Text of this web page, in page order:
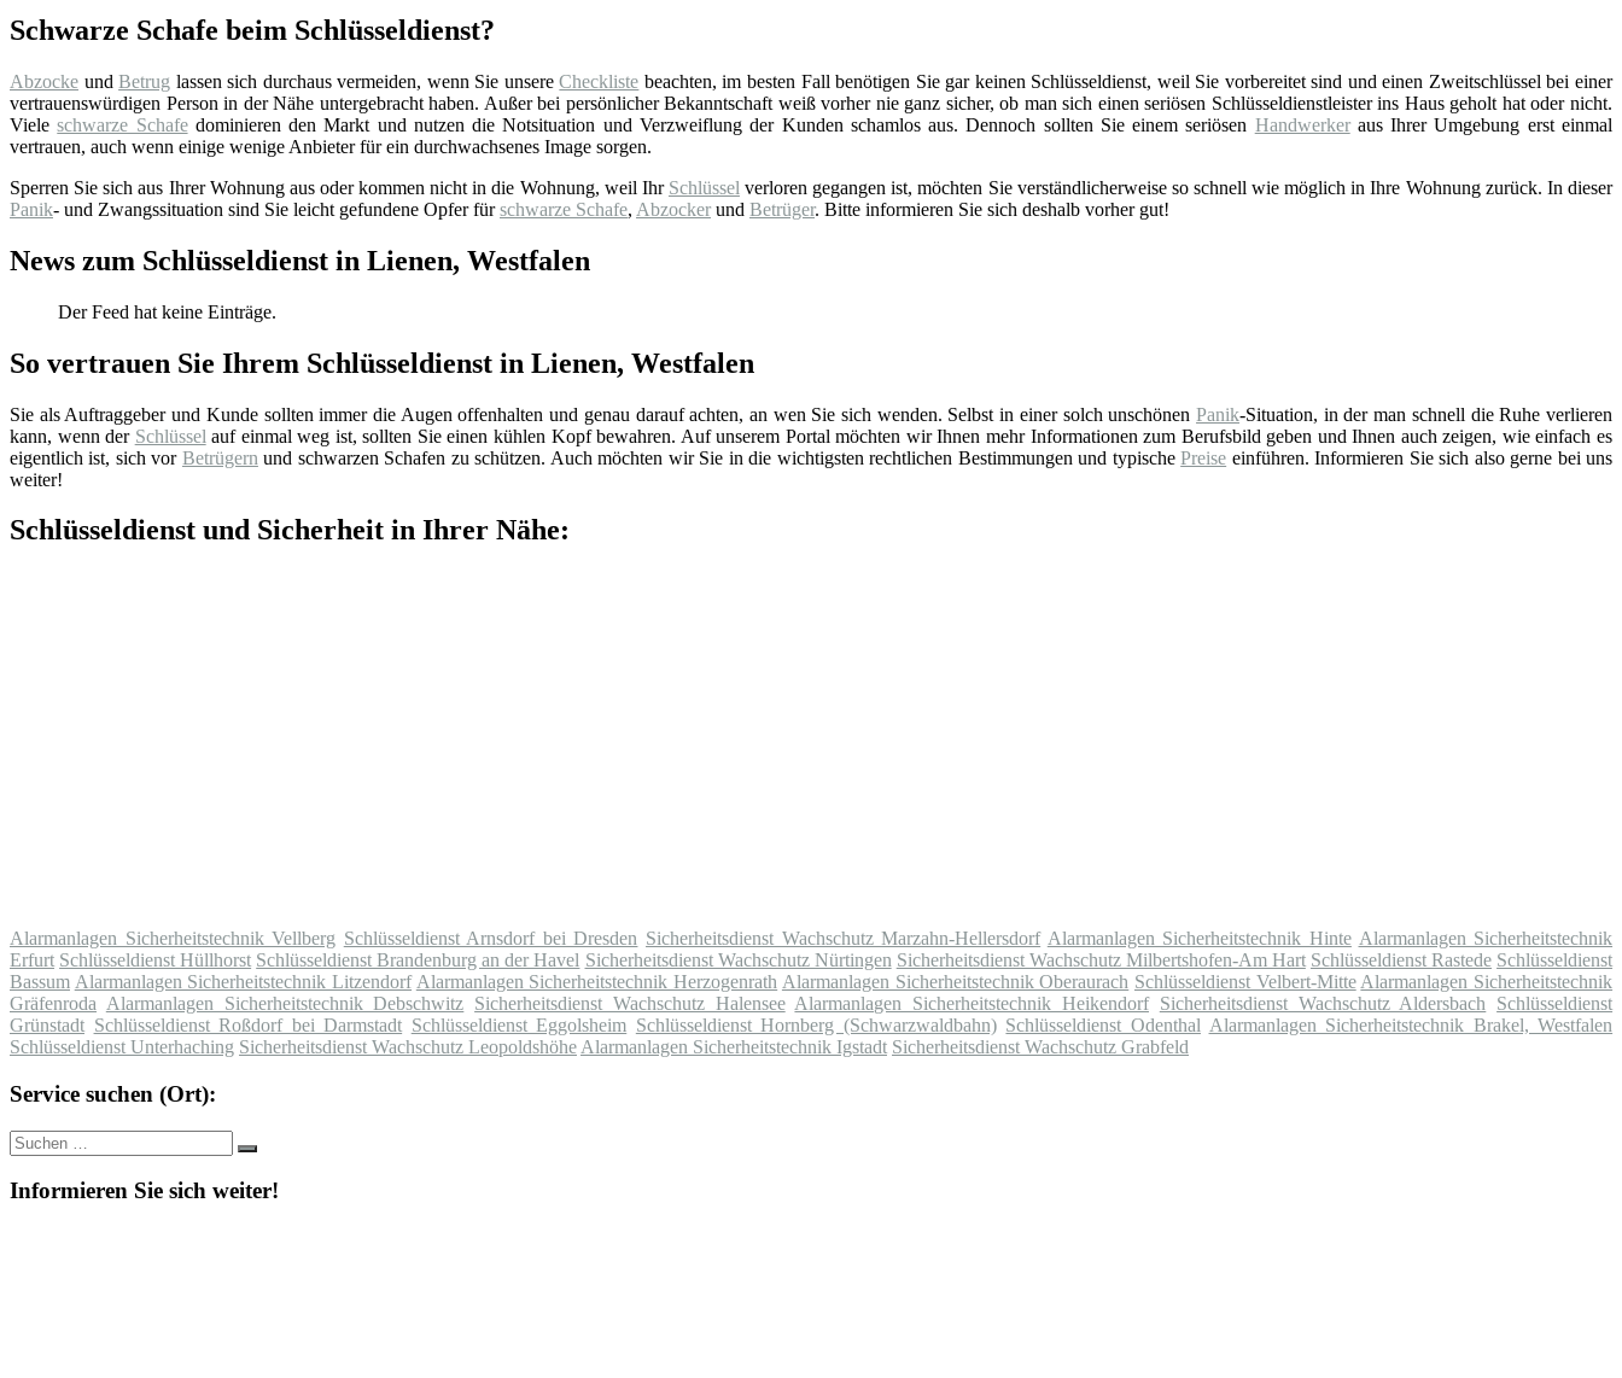
Schwarze Schafe beim Schlüsseldienst?
Abzocke undBetrug lassen sich durchaus vermeiden, wenn Sie unsereCheckliste beachten, im besten Fall benötigen Sie gar keinen Schlüsseldienst, weil Sie vorbereitet sind und einen Zweitschlüssel bei einer
vertrauenswürdigen Person in der Nähe untergebracht haben. Außer bei persönlicher Bekanntschaft weiß vorher nie ganz sicher, ob man sich einen seriösen Schlüsseldienstleister ins Haus geholt hat oder nicht.
Vieleschwarze Schafedominieren den Markt und nutzen die Notsituation und Verzweiflung der Kunden schamlos aus. Dennoch sollten Sie einem seriösen Handwerkeraus Ihrer Umgebung erst einmal
vertrauen, auch wenn einige wenige Anbieter für ein durchwachsenes Image sorgen.
Sperren Sie sich aus Ihrer Wohnung aus oder kommen nicht in die Wohnung, weil Ihr Schlüssel verloren gegangen ist, möchten Sie verständlicherweise so schnell wie möglich in Ihre Wohnung zurück. In dieser
Panik- und Zwangssituation sind Sie leicht gefundene Opfer fürschwarze Schafe, Abzocker und Betrüger. Bitte informieren Sie sich deshalb vorher gut!
News zum Schlüsseldienst in Lienen, Westfalen
Der Feed hat keine Einträge.
So vertrauen Sie Ihrem Schlüsseldienst in Lienen, Westfalen
Sie als Auftraggeber und Kunde sollten immer die Augen offenhalten und genau darauf achten, an wen Sie sich wenden. Selbst in einer solch unschönenPanik-Situation, in der man schnell die Ruhe verlieren
kann, wenn der Schlüssel auf einmal weg ist, sollten Sie einen kühlen Kopf bewahren. Auf unserem Portal möchten wir Ihnen mehr Informationen zum Berufsbild geben und Ihnen auch zeigen, wie einfach es
eigentlich ist, sich vor Betrügern und schwarzen Schafen zu schützen. Auch möchten wir Sie in die wichtigsten rechtlichen Bestimmungen und typischePreise einführen. Informieren Sie sich also gerne bei uns
weiter!
Schlüsseldienst und Sicherheit in Ihrer Nähe:
Alarmanlagen Sicherheitstechnik Vellberg Schlüsseldienst Arnsdorf bei Dresden Sicherheitsdienst Wachschutz Marzahn-Hellersdorf Alarmanlagen Sicherheitstechnik Hinte Alarmanlagen Sicherheitstechnik
Erfurt Schlüsseldienst Hüllhorst Schlüsseldienst Brandenburg an der Havel Sicherheitsdienst Wachschutz Nürtingen Sicherheitsdienst Wachschutz Milbertshofen-Am Hart Schlüsseldienst Rastede Schlüsseldienst
Bassum Alarmanlagen Sicherheitstechnik Litzendorf Alarmanlagen Sicherheitstechnik Herzogenrath Alarmanlagen Sicherheitstechnik Oberaurach Schlüsseldienst Velbert-Mitte Alarmanlagen Sicherheitstechnik
Gräfenroda Alarmanlagen Sicherheitstechnik Debschwitz Sicherheitsdienst Wachschutz Halensee Alarmanlagen Sicherheitstechnik Heikendorf Sicherheitsdienst Wachschutz Aldersbach
Schlüsseldienst
Grünstadt Schlüsseldienst Roßdorf bei Darmstadt Schlüsseldienst Eggolsheim Schlüsseldienst Hornberg (Schwarzwaldbahn) Schlüsseldienst Odenthal Alarmanlagen Sicherheitstechnik Brakel, Westfalen
Schlüsseldienst Unterhaching Sicherheitsdienst Wachschutz Leopoldshöhe Alarmanlagen Sicherheitstechnik Igstadt Sicherheitsdienst Wachschutz Grabfeld
Service suchen (Ort):
Suche
nach:
Suchen
Informieren Sie sich weiter!